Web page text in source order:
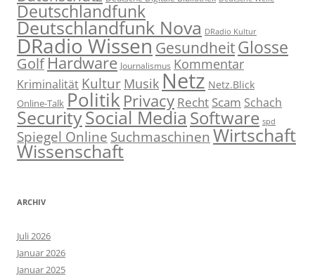
Deutschlandfunk
Deutschlandfunk Nova DRadio Kultur
DRadio WissenGesundheitGlosse
GolfHardware Journalismus Kommentar
Kriminalität Kultur Musik Netz Netz.Blick
Online-Talk Politik Privacy Recht Scam Schach
SecuritySocial Media Software spd
Spiegel Online Suchmaschinen Wirtschaft
Wissenschaft
ARCHIV
Juli 2026
Januar 2026
Januar 2025